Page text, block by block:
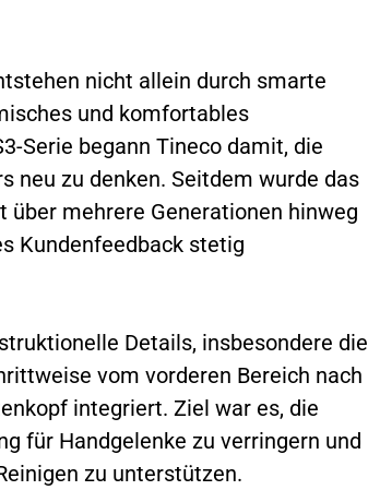
nicht allein durch smarte
und komfortables
Serie begann Tineco damit, die
neu zu denken. Seitdem wurde das
über mehrere Generationen hinweg
Kundenfeedback stetig
Details, insbesondere die
vom vorderen Bereich nach
integriert. Ziel war es, die
für Handgelenke zu verringern und
zu unterstützen.